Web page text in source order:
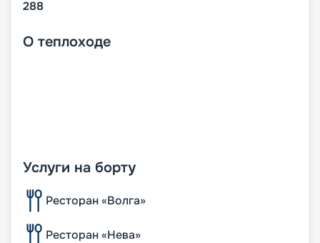
288
О теплоходе
Услуги на борту
Ресторан «Волга»
Ресторан «Нева»